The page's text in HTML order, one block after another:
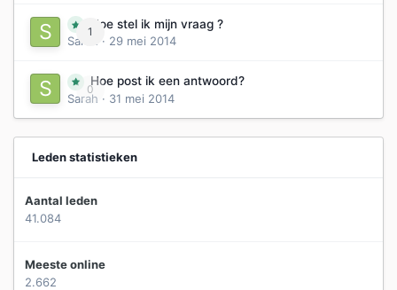
1
Hoe stel ik mijn vraag ?
Sarah
· 29 mei 2014
0
Hoe post ik een antwoord?
Sarah · 31 mei 2014
Leden statistieken
Aantal leden
41.084
Meeste online
2.662